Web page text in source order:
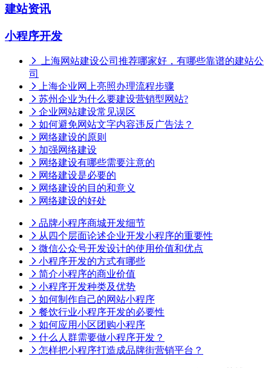
建站资讯
小程序开发
上海网站建设公司推荐哪家好，有哪些靠谱的建站公
司
上海企业网上亮照办理流程步骤
苏州企业为什么要建设营销型网站?
企业网站建设常见误区
如何避免网站文字内容违反广告法？
网络建设的原则
加强网络建设
网络建设有哪些需要注意的
网络建设是必要的
网络建设的目的和意义
网络建设的好处
品牌小程序商城开发细节
从四个层面论述企业开发小程序的重要性
微信公众号开发设计的使用价值和优点
小程序开发的方式有哪些
简介小程序的商业价值
小程序开发种类及优势
如何制作自己的网站小程序
餐饮行业小程序开发的必要性
如何应用小区团购小程序
什么人群需要做小程序开发？
怎样把小程序打造成品牌街营销平台？